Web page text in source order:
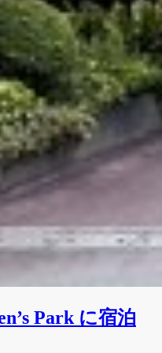
Park に宿泊